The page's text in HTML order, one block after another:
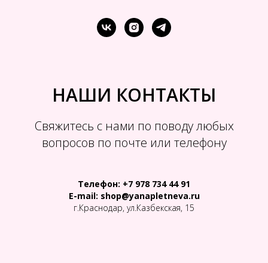
НАШИ КОНТАКТЫ
Свяжитесь с нами по поводу любых
вопросов по почте или телефону
Телефон: +7 978 734 44 91
E-mail: shop@yanapletneva.ru
г.Краснодар, ул.Казбекская, 15